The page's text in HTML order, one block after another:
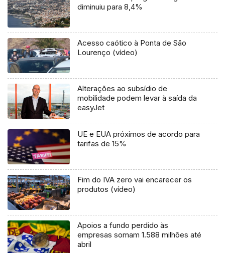
diminuiu para 8,4%
Acesso caótico à Ponta de São
Lourenço (vídeo)
Alterações ao subsídio de
mobilidade podem levar à saída da
easyJet
UE e EUA próximos de acordo para
tarifas de 15%
Fim do IVA zero vai encarecer os
produtos (vídeo)
Apoios a fundo perdido às
empresas somam 1.588 milhões até
abril